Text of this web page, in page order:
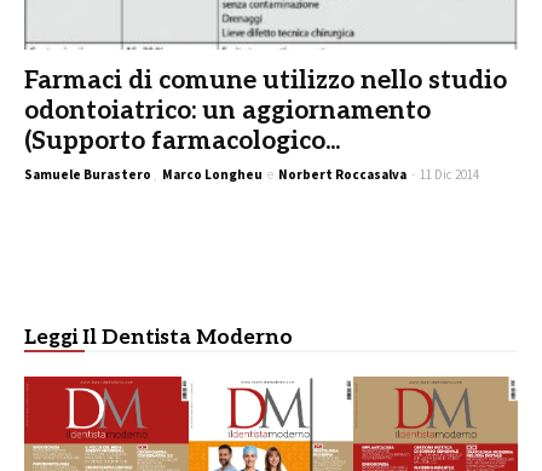
Farmaci di comune utilizzo nello studio
odontoiatrico: un aggiornamento
(Supporto farmacologico...
Samuele Burastero , Marco Longheu e Norbert Roccasalva - 11 Dic 2014
Leggi Il Dentista Moderno